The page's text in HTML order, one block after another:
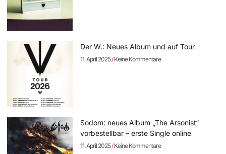
Der W.: Neues Album und auf Tour
11. April 2025 Keine Kommentare
Sodom: neues Album „The Arsonist“
vorbestellbar – erste Single online
11. April 2025 Keine Kommentare